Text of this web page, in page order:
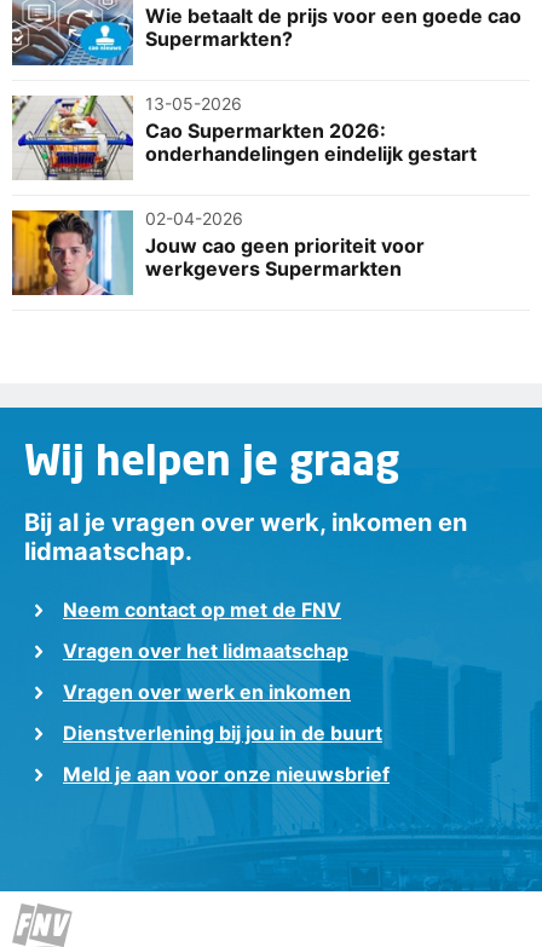
Wie betaalt de prijs voor een goede cao
Supermarkten?
13-05-2026
Cao Supermarkten 2026:
onderhandelingen eindelijk gestart
02-04-2026
Jouw cao geen prioriteit voor
werkgevers Supermarkten
Wij helpen je graag
Bij al je vragen over werk, inkomen en
lidmaatschap.
Neem contact op met de FNV
Vragen over het lidmaatschap
Vragen over werk en inkomen
Dienstverlening bij jou in de buurt
Meld je aan voor onze nieuwsbrief